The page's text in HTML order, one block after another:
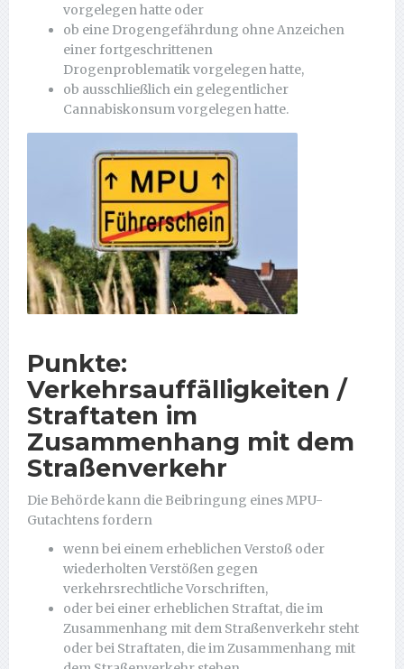
vorgelegen hatte oder
ob eine Drogengefährdung ohne Anzeichen
einer fortgeschrittenen
Drogenproblematik vorgelegen hatte,
ob ausschließlich ein gelegentlicher
Cannabiskonsum vorgelegen hatte.
Punkte:
Verkehrsauffälligkeiten /
Straftaten im
Zusammenhang mit dem
Straßenverkehr
Die Behörde kann die Beibringung eines MPU-
Gutachtens fordern
wenn bei einem erheblichen Verstoß oder
wiederholten Verstößen gegen
verkehrsrechtliche Vorschriften,
oder bei einer erheblichen Straftat, die im
Zusammenhang mit dem Straßenverkehr steht
oder bei Straftaten, die im Zusammenhang mit